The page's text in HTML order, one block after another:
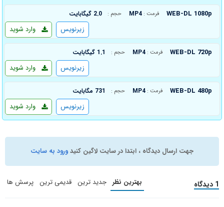
WEB-DL 1080p فرمت : MP4 حجم : 2.0 گیگابایت
وارد شوید زیرنویس
WEB-DL 720p فرمت : MP4 حجم : 1.1 گیگابایت
وارد شوید زیرنویس
WEB-DL 480p فرمت : MP4 حجم : 731 مگابایت
وارد شوید زیرنویس
جهت ارسال دیدگاه ، ابتدا در سایت لاگین کنیدورود به سایت
1 دیدگاه بهترین نظر جدید ترین قدیمی ترین پرسش ها